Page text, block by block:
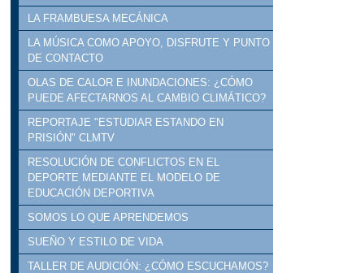
LA FRAMBUESA MECÁNICA
LA MÚSICA COMO APOYO, DISFRUTE Y PUNTO
DE CONTACTO
OLAS DE CALOR E INUNDACIONES: ¿CÓMO
PUEDE AFECTARNOS AL CAMBIO CLIMÁTICO?
REPORTAJE "ESTUDIAR ESTANDO EN
PRISIÓN" CLMTV
RESOLUCIÓN DE CONFLICTOS EN EL
DEPORTE MEDIANTE EL MODELO DE
EDUCACIÓN DEPORTIVA
SOMOS LO QUE APRENDEMOS
SUEÑO Y ESTILO DE VIDA
TALLER DE AUDICIÓN: ¿CÓMO ESCUCHAMOS?